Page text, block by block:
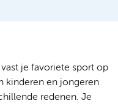
je favoriete sport op
kinderen en jongeren
redenen. Je